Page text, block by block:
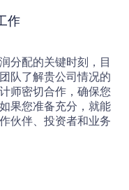
作
分配的关键时刻，目
队了解贵公司情况的
师密切合作，确保您
果您准备充分，就能
伙伴、投资者和业务